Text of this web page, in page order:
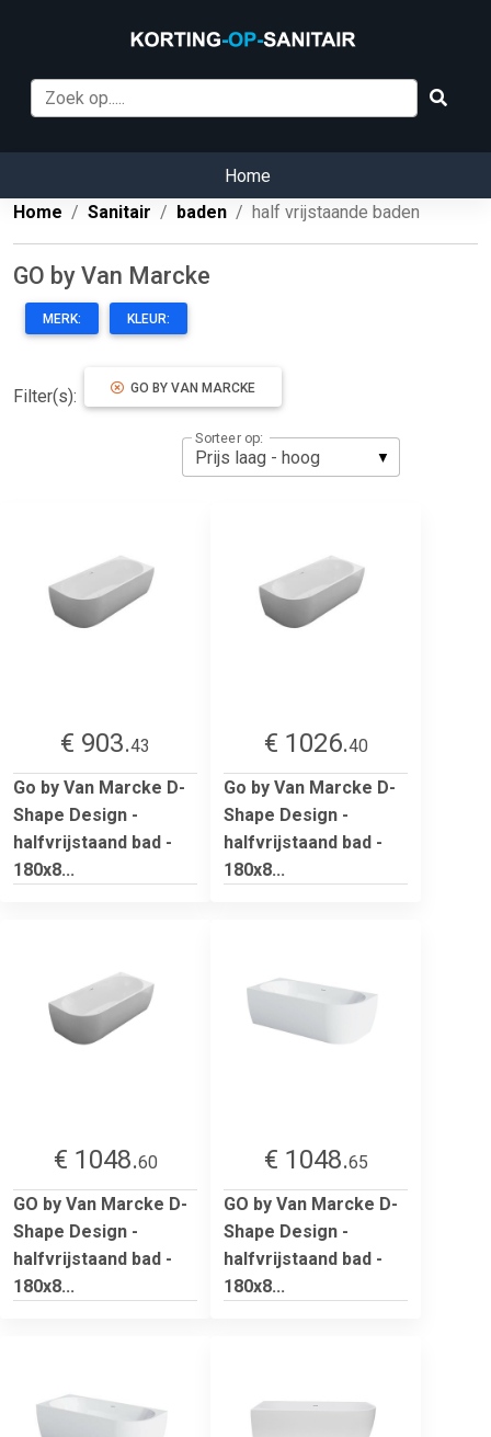
Home
Home
Sanitair baden half vrijstaande baden
GO by Van Marcke
MERK: KLEUR:
Filter(s): GO BY VAN MARCKE
Sorteer op:
€ 903.43
Go by Van Marcke D-
Shape Design -
halfvrijstaand bad -
180x8...
€ 1026.40
Go by Van Marcke D-
Shape Design -
halfvrijstaand bad -
180x8...
€ 1048.60
GO by Van Marcke D-
Shape Design -
halfvrijstaand bad -
180x8...
€ 1048.65
GO by Van Marcke D-
Shape Design -
halfvrijstaand bad -
180x8...